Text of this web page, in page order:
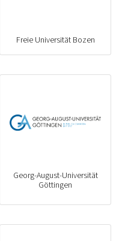
Freie Universität Bozen
Georg-August-Universität
Göttingen